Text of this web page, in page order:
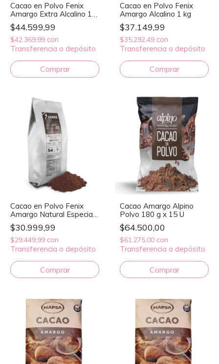
Cacao en Polvo Fenix
Amargo Extra Alcalino 1
kg
$44.599,99
$42.369,99 con
Transferencia o depósito
Cacao en Polvo Fenix
Amargo Alcalino 1 kg
$37.149,99
$35.292,49 con
Transferencia o depósito
Cacao en Polvo Fenix
Amargo Natural Especial
1 kg
$30.999,99
$29.449,99 con
Transferencia o depósito
Cacao Amargo Alpino
Polvo 180 g x 15 U
$64.500,00
$61.275,00 con
Transferencia o depósito